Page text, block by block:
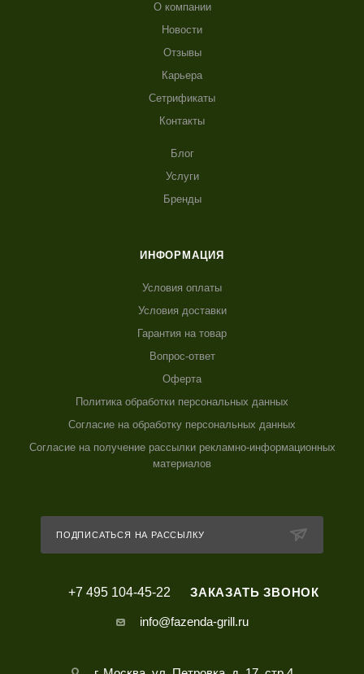
О компании
Новости
Отзывы
Карьера
Сетрификаты
Контакты
Блог
Услуги
Бренды
ИНФОРМАЦИЯ
Условия оплаты
Условия доставки
Гарантия на товар
Вопрос-ответ
Оферта
Политика обработки персональных данных
Согласие на обработку персональных данных
Согласие на получение рассылки рекламно-информационных
материалов
ПОДПИСАТЬСЯ НА РАССЫЛКУ
+7 495 104-45-22 ЗАКАЗАТЬ ЗВОНОК
info@fazenda-grill.ru